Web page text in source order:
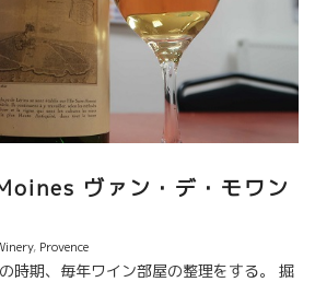
ヴァン・デ・モワン
, Provence
時期、毎年ワイン部屋の整理をする。 掘